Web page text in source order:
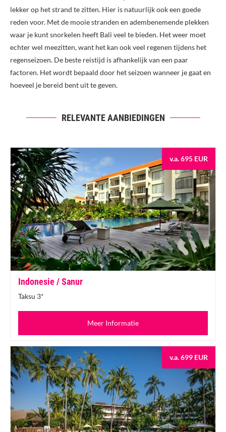
lekker op het strand te zitten. Hier is natuurlijk ook een goede
reden voor. Met de mooie stranden en adembenemende plekken
waar je kunt snorkelen heeft Bali veel te bieden. Het weer moet
echter wel meezitten, want het kan ook veel regenen tijdens het
regenseizoen. De beste reistijd is afhankelijk van een paar
factoren. Het wordt bepaald door het seizoen wanneer je gaat en
hoeveel je bereid bent uit te geven.
RELEVANTE AANBIEDINGEN
v.a. 695 EUR
Indonesie / Sanur
Taksu 3*
Meer Informatie
v.a. 699 EUR